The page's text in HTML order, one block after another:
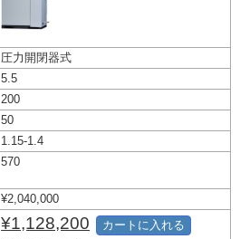
圧力開閉器式
5.5
200
50
1.15-1.4
570
¥2,040,000
¥1,128,200 カートに入れる